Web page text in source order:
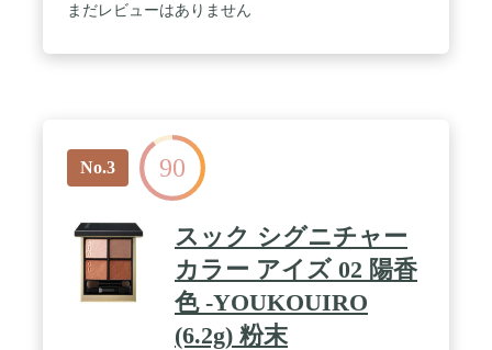
まだレビューはありません
No.3 90
スック シグニチャー
カラー アイズ 02 陽香
色 -YOUKOUIRO
(6.2g) 粉末